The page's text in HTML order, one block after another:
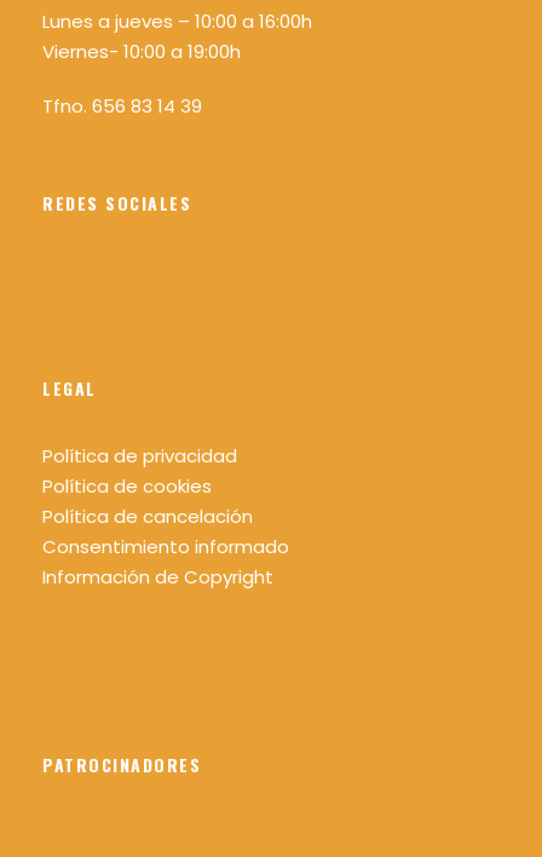
Lunes a jueves – 10:00 a 16:00h
Viernes- 10:00 a 19:00h
Tfno. 656 83 14 39
REDES SOCIALES
LEGAL
Política de privacidad
Política de cookies
Política de cancelación
Consentimiento informado
Información de Copyright
PATROCINADORES